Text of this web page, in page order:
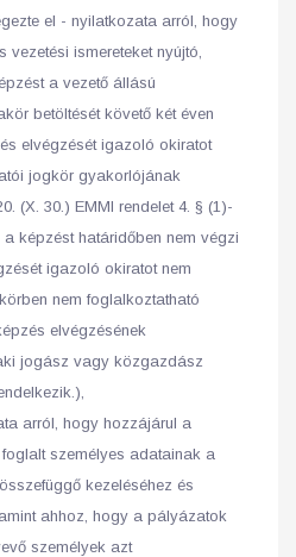
el - nyilatkozata arról, hogy
vezetési ismereteket nyújtó,
a vezető állású
betöltését követő két éven
elvégzését igazoló okiratot
jogkör gyakorlójának
(X. 30.) EMMI rendelet 4. § (1)-
képzést határidőben nem végzi
igazoló okiratot nem
nem foglalkoztatható
elvégzésének
jogász vagy közgazdász
arról, hogy hozzájárul a
személyes adatainak a
kezeléséhez és
ahhoz, hogy a pályázatok
személyek azt